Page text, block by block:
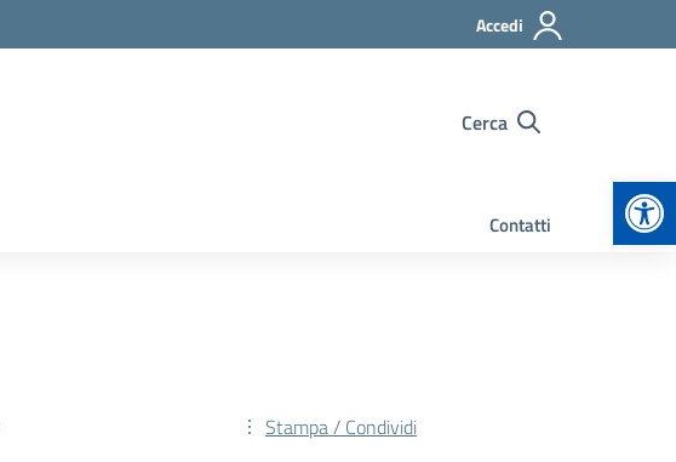
Accedi
Cerca
Contatti
Stampa / Condividi